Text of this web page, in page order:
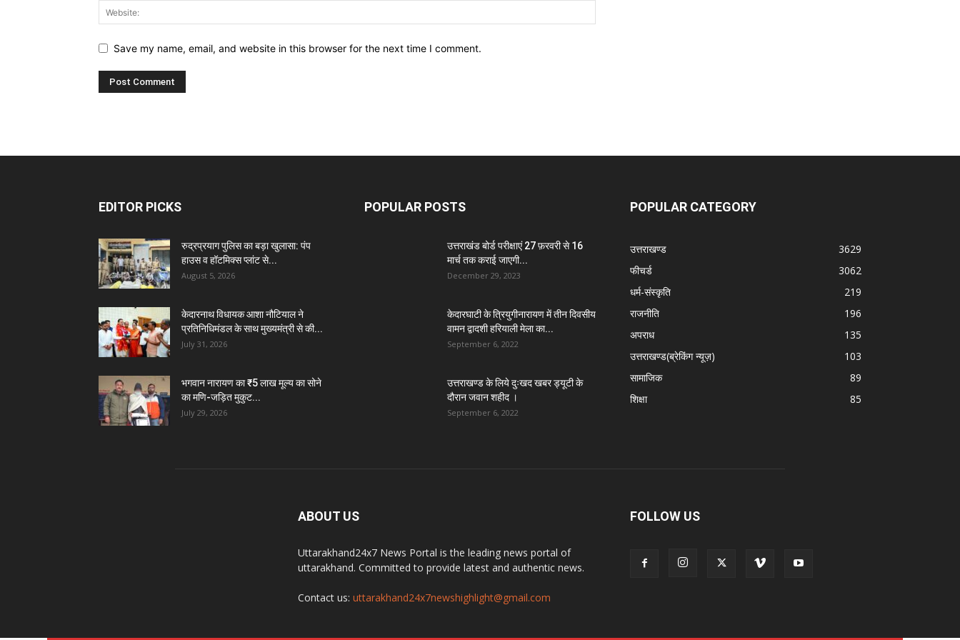
Save my name, email, and website in this browser for the next time I comment.
EDITOR PICKS
रुद्रप्रयाग पुलिस का बड़ा खुलासा: पंप
हाउस व हॉटमिक्स प्लांट से...
August 5, 2026
केदारनाथ विधायक आशा नौटियाल ने
प्रतिनिधिमंडल के साथ मुख्यमंत्री से की...
July 31, 2026
भगवान नारायण का ₹5 लाख मूल्य का सोने
का मणि-जड़ित मुकुट...
July 29, 2026
POPULAR POSTS
उत्तराखंड बोर्ड परीक्षाएं 27 फ़रवरी से 16
मार्च तक कराई जाएगी...
December 29, 2023
केदारघाटी के त्रियुगीनारायण में तीन दिवसीय
वामन द्वादशी हरियाली मेला का...
September 6, 2022
उत्तराखण्ड के लिये दुःखद खबर ड्यूटी के
दौरान जवान शहीद ।
September 6, 2022
POPULAR CATEGORY
उत्तराखण्ड
3629
फीचर्ड
3062
धर्म-संस्कृति
219
राजनीति
196
अपराध
135
उत्तराखण्ड(ब्रेकिंग न्यूज़)
103
सामाजिक
89
शिक्षा
85
ABOUT US
Uttarakhand24x7 News Portal is the leading news portal of
uttarakhand. Committed to provide latest and authentic news.
Contact us: uttarakhand24x7newshighlight@gmail.com
FOLLOW US